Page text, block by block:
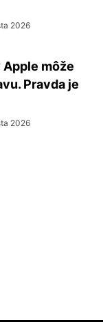
2026
môže
Pravda je
2026